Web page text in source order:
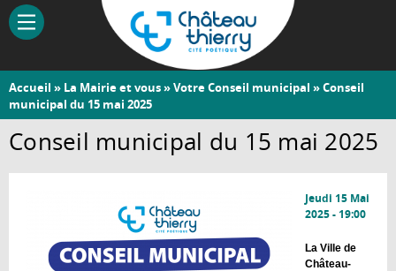
Aller
contenu
Château-
Thierry
Vous
êtes
ici
Accueil » La Mairie et vous»Votre Conseil municipal » Conseil
municipal du 15 mai 2025
Conseil municipal du 15 mai 2025
Jeudi 15 Mai
2025 - 19:00
La Ville de
Château-